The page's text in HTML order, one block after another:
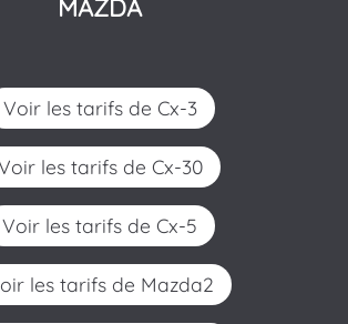
MAZDA
Voir les tarifs de Cx-3
Voir les tarifs de Cx-30
Voir les tarifs de Cx-5
Voir les tarifs de Mazda2